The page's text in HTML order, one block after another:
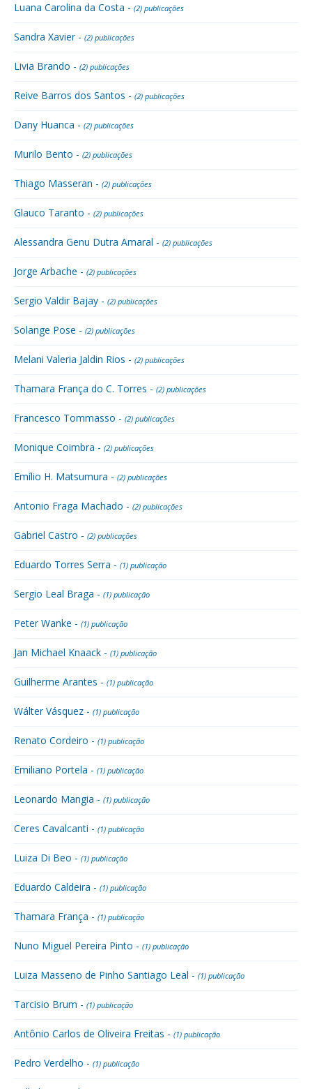
Luana Carolina da Costa - (2) publicações
Sandra Xavier - (2) publicações
Livia Brando - (2) publicações
Reive Barros dos Santos - (2) publicações
Dany Huanca - (2) publicações
Murilo Bento - (2) publicações
Thiago Masseran - (2) publicações
Glauco Taranto - (2) publicações
Alessandra Genu Dutra Amaral - (2) publicações
Jorge Arbache - (2) publicações
Sergio Valdir Bajay - (2) publicações
Solange Pose - (2) publicações
Melani Valeria Jaldin Rios - (2) publicações
Thamara França do C. Torres - (2) publicações
Francesco Tommasso - (2) publicações
Monique Coimbra - (2) publicações
Emílio H. Matsumura - (2) publicações
Antonio Fraga Machado - (2) publicações
Gabriel Castro - (2) publicações
Eduardo Torres Serra - (1) publicação
Sergio Leal Braga - (1) publicação
Peter Wanke - (1) publicação
Jan Michael Knaack - (1) publicação
Guilherme Arantes - (1) publicação
Wálter Vásquez - (1) publicação
Renato Cordeiro - (1) publicação
Emiliano Portela - (1) publicação
Leonardo Mangia - (1) publicação
Ceres Cavalcanti - (1) publicação
Luiza Di Beo - (1) publicação
Eduardo Caldeira - (1) publicação
Thamara França - (1) publicação
Nuno Miguel Pereira Pinto - (1) publicação
Luiza Masseno de Pinho Santiago Leal - (1) publicação
Tarcisio Brum - (1) publicação
Antônio Carlos de Oliveira Freitas - (1) publicação
Pedro Verdelho - (1) publicação